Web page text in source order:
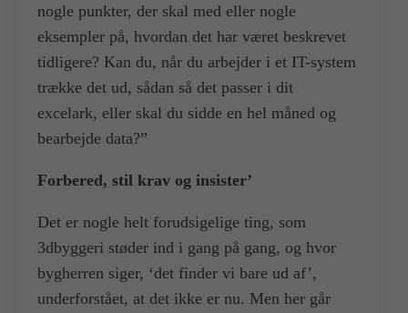
nogle punkter, der skal med eller nogle
eksempler på, hvordan det har været beskrevet
tidligere? Kan du, når du arbejder i et IT-system
trække det ud, sådan så det passer i dit
excelark, eller skal du sidde en hel måned og
bearbejde data?”
Forbered, stil krav og insister’
Det er nogle helt forudsigelige ting, som
3dbyggeri støder ind i gang på gang, og hvor
bygherren siger, ‘det finder vi bare ud af’,
underforstået, at det ikke er nu. Men her går